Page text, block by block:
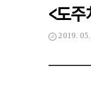
<도
2019.